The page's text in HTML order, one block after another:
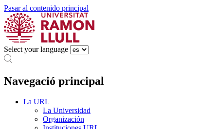
Pasar al contenido principal
Select your language
Navegació principal
La URL
La Universidad
Organización